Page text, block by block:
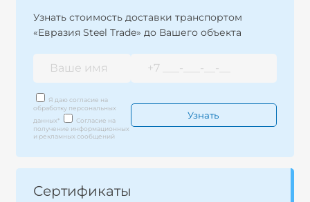
Узнать стоимость доставки транспортом
«Евразия Steel Trade» до Вашего объекта
Я даю согласие на
обработку персональных
данных*
Согласие на
получение информационных
и рекламных сообщений
Сертификаты